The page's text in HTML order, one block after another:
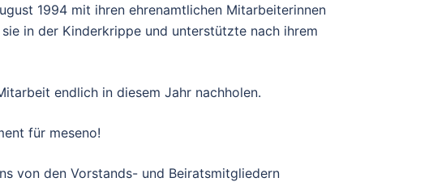
1994 mit ihren ehrenamtlichen Mitarbeiterinnen
in der Kinderkrippe und unterstützte nach ihrem
endlich in diesem Jahr nachholen.
für meseno!
von den Vorstands- und Beiratsmitgliedern